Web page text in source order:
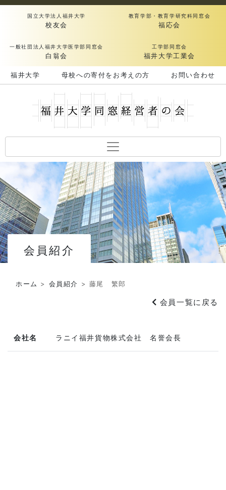
国立大学法人福井大学
校友会
教育学部・教育学研究科同窓会
福応会
一般社団法人福井大学医学部同窓会
白翁会
工学部同窓会
福井大学工業会
福井大学 母校への寄付をお考えの方 お問い合わせ
会員紹介
ホーム > 会員紹介 > 藤尾 繁郎
会員一覧に戻る
会社名 ラニイ福井貨物株式会社 名誉会長